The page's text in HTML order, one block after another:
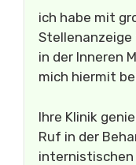
ich habe mit
in der Inneren
mich hiermit
Ihre Klinik
Ruf in der
internistischen